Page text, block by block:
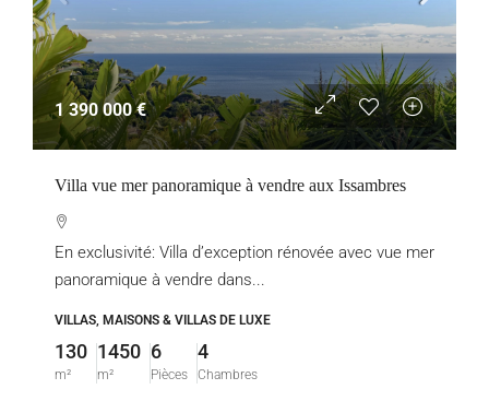
1 390 000 €
Villa vue mer panoramique à vendre aux Issambres
En exclusivité: Villa d’exception rénovée avec vue mer
panoramique à vendre dans...
VILLAS, MAISONS & VILLAS DE LUXE
130
m²
1450
m²
6
Pièces
4
Chambres